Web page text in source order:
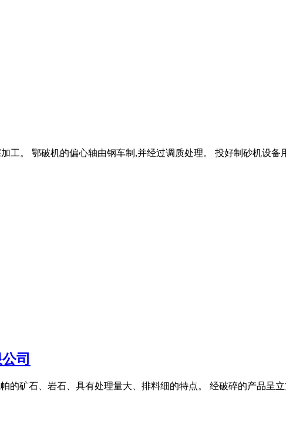
工。 鄂破机的偏心轴由钢车制,并经过调质处理。 投好制砂机设备
司
的矿石、岩石、具有处理量大、排料细的特点。 经破碎的产品呈立